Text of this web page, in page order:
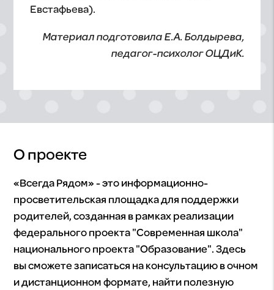
Евстафьева).
Материал подготовила Е.А. Болдырева,
педагог-психолог ОЦДиК.
О проекте
«Всегда Рядом» - это информационно-
просветительская площадка для поддержки
родителей, созданная в рамках реализации
федерального проекта "Современная школа"
национального проекта "Образование". Здесь
вы сможете записаться на консультацию в очном
и дистанционном формате, найти полезную